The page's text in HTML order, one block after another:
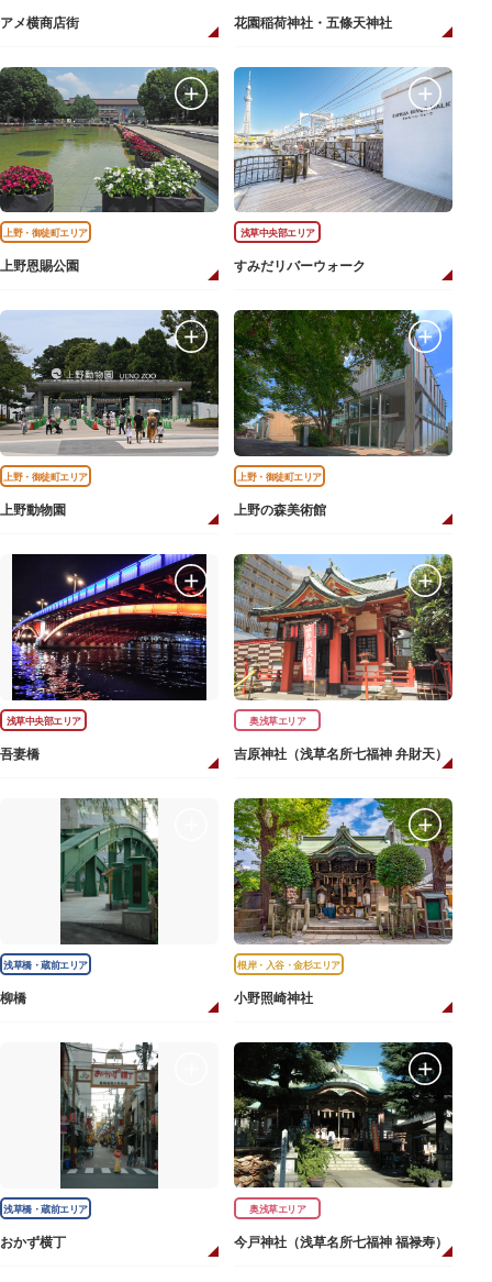
アメ横商店街 花園稲荷神社・五條天神社
上野・御徒町エリア
上野恩賜公園
浅草中央部エリア
すみだリバーウォーク
上野・御徒町エリア
上野動物園
上野・御徒町エリア
上野の森美術館
浅草中央部エリア
吾妻橋
奥浅草エリア
吉原神社（浅草名所七福神 弁財天）
浅草橋・蔵前エリア
柳橋
根岸・入谷・金杉エリア
小野照崎神社
浅草橋・蔵前エリア
おかず横丁
奥浅草エリア
今戸神社（浅草名所七福神 福禄寿）